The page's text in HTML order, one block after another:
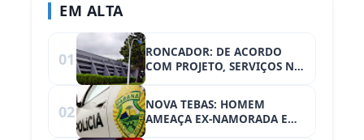
EM ALTA
01
RONCADOR: DE ACORDO
COM PROJETO, SERVIÇOS NO
VALOR DE ATÉ R$ 31.494,00
02
NOVA TEBAS: HOMEM
AMEAÇA EX-NAMORADA E